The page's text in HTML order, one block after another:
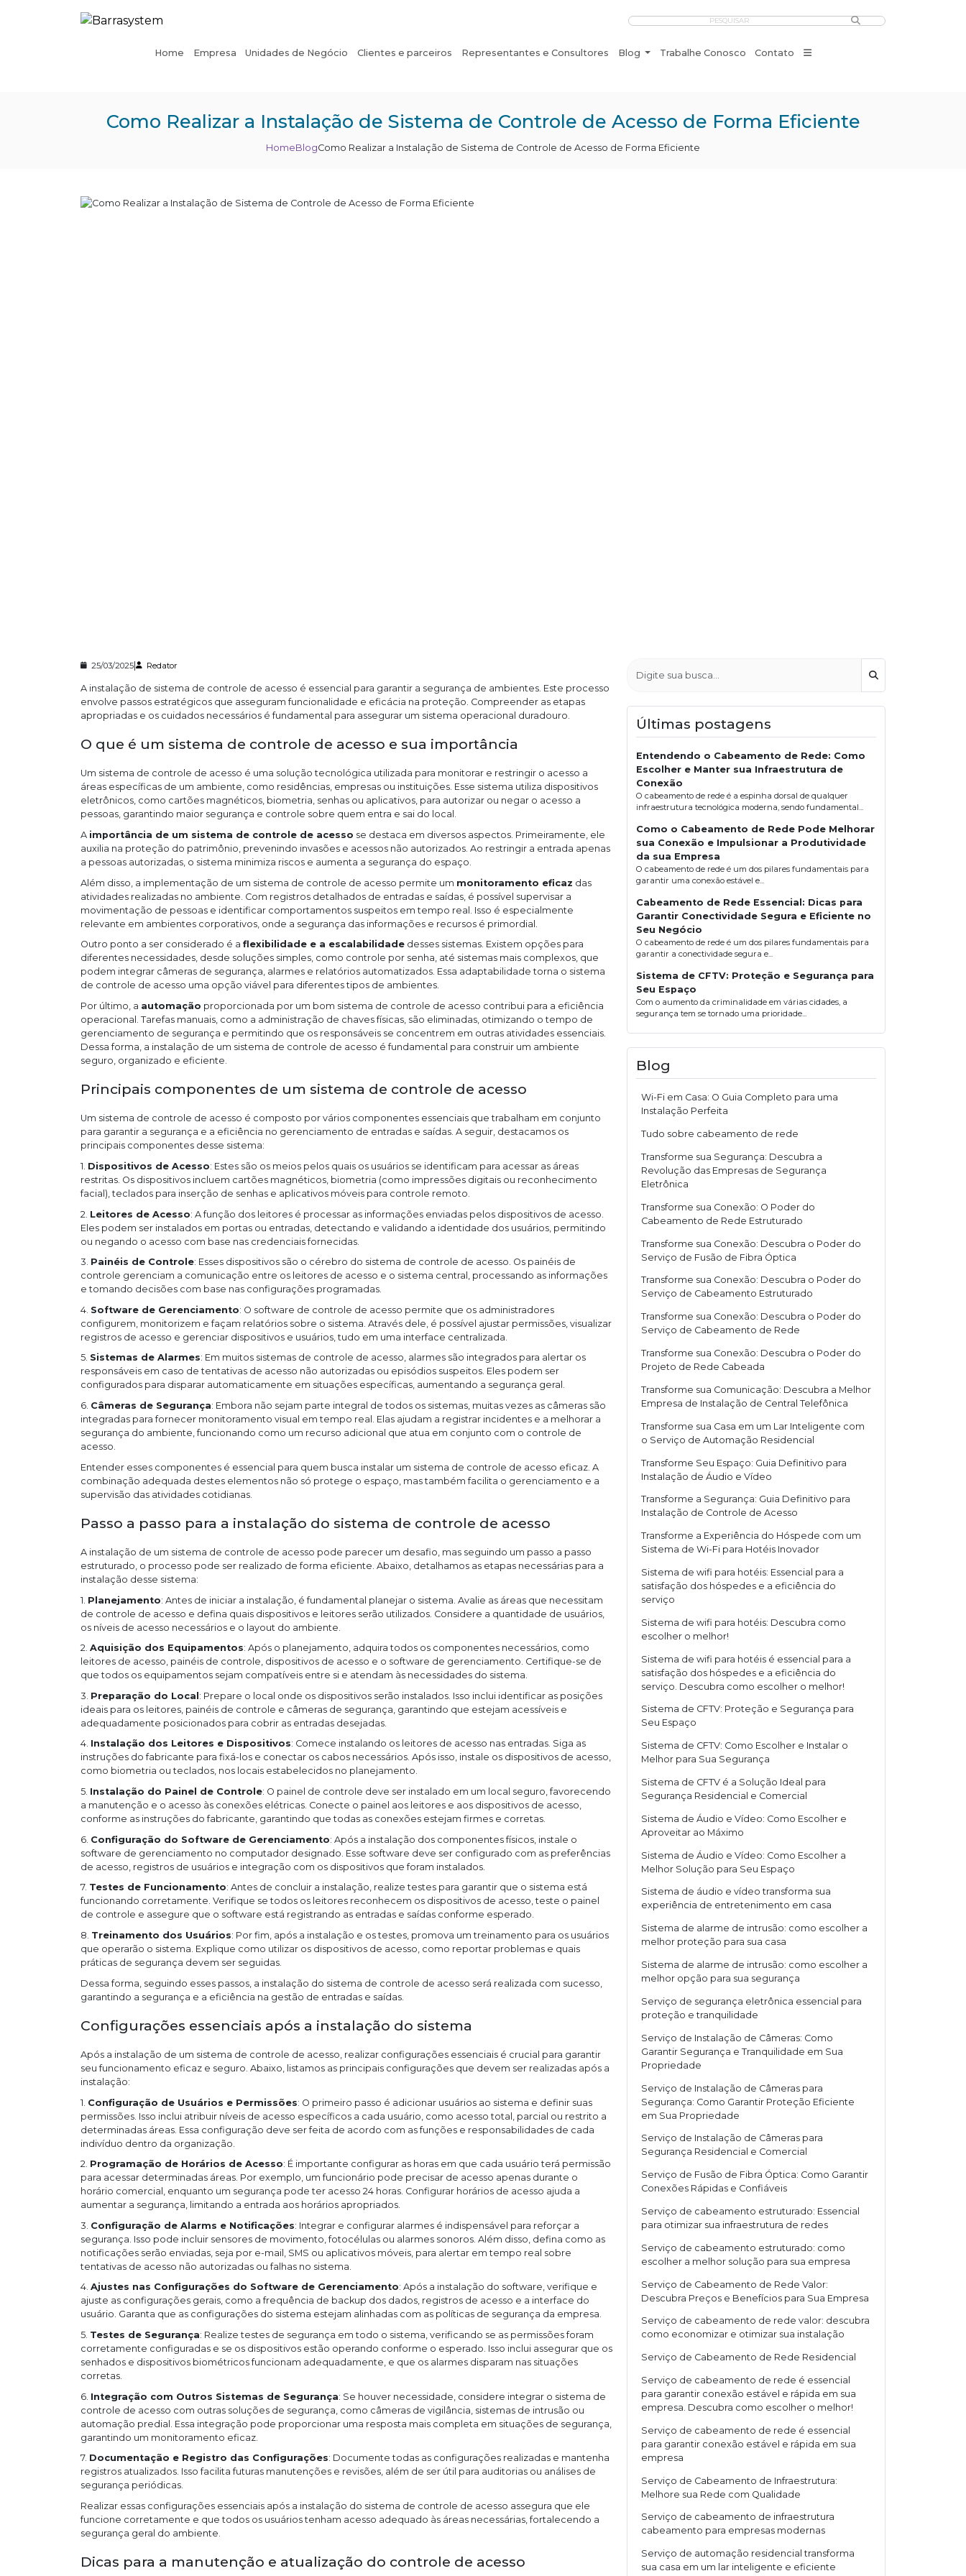
PESQUISAR
Home Empresa Unidades de Negócio Clientes e parceiros Representantes e Consultores Blog Trabalhe Conosco Contato
Como Realizar a Instalação de Sistema de Controle de Acesso de Forma Eficiente
HomeBlogComo Realizar a Instalação de Sistema de Controle de Acesso de Forma Eficiente
25/03/2025 | Redator
A instalação de sistema de controle de acesso é essencial para garantir a segurança de ambientes. Este processo
envolve passos estratégicos que asseguram funcionalidade e eficácia na proteção. Compreender as etapas
apropriadas e os cuidados necessários é fundamental para assegurar um sistema operacional duradouro.
O que é um sistema de controle de acesso e sua importância
Um sistema de controle de acesso é uma solução tecnológica utilizada para monitorar e restringir o acesso a
áreas específicas de um ambiente, como residências, empresas ou instituições. Esse sistema utiliza dispositivos
eletrônicos, como cartões magnéticos, biometria, senhas ou aplicativos, para autorizar ou negar o acesso a
pessoas, garantindo maior segurança e controle sobre quem entra e sai do local.
A importância de um sistema de controle de acesso se destaca em diversos aspectos. Primeiramente, ele
auxilia na proteção do patrimônio, prevenindo invasões e acessos não autorizados. Ao restringir a entrada apenas
a pessoas autorizadas, o sistema minimiza riscos e aumenta a segurança do espaço.
Além disso, a implementação de um sistema de controle de acesso permite um monitoramento eficaz das
atividades realizadas no ambiente. Com registros detalhados de entradas e saídas, é possível supervisar a
movimentação de pessoas e identificar comportamentos suspeitos em tempo real. Isso é especialmente
relevante em ambientes corporativos, onde a segurança das informações e recursos é primordial.
Outro ponto a ser considerado é a flexibilidade e a escalabilidadedesses sistemas. Existem opções para
diferentes necessidades, desde soluções simples, como controle por senha, até sistemas mais complexos, que
podem integrar câmeras de segurança, alarmes e relatórios automatizados. Essa adaptabilidade torna o sistema
de controle de acesso uma opção viável para diferentes tipos de ambientes.
Por último, a automação proporcionada por um bom sistema de controle de acesso contribui para a eficiência
operacional. Tarefas manuais, como a administração de chaves físicas, são eliminadas, otimizando o tempo de
gerenciamento de segurança e permitindo que os responsáveis se concentrem em outras atividades essenciais.
Dessa forma, a instalação de um sistema de controle de acesso é fundamental para construir um ambiente
seguro, organizado e eficiente.
Principais componentes de um sistema de controle de acesso
Um sistema de controle de acesso é composto por vários componentes essenciais que trabalham em conjunto
para garantir a segurança e a eficiência no gerenciamento de entradas e saídas. A seguir, destacamos os
principais componentes desse sistema:
1. Dispositivos de Acesso: Estes são os meios pelos quais os usuários se identificam para acessar as áreas
restritas. Os dispositivos incluem cartões magnéticos, biometria (como impressões digitais ou reconhecimento
facial), teclados para inserção de senhas e aplicativos móveis para controle remoto.
2. Leitores de Acesso: A função dos leitores é processar as informações enviadas pelos dispositivos de acesso.
Eles podem ser instalados em portas ou entradas, detectando e validando a identidade dos usuários, permitindo
ou negando o acesso com base nas credenciais fornecidas.
3. Painéis de Controle: Esses dispositivos são o cérebro do sistema de controle de acesso. Os painéis de
controle gerenciam a comunicação entre os leitores de acesso e o sistema central, processando as informações
e tomando decisões com base nas configurações programadas.
4. Software de Gerenciamento: O software de controle de acesso permite que os administradores
configurem, monitorizem e façam relatórios sobre o sistema. Através dele, é possível ajustar permissões, visualizar
registros de acesso e gerenciar dispositivos e usuários, tudo em uma interface centralizada.
5. Sistemas de Alarmes: Em muitos sistemas de controle de acesso, alarmes são integrados para alertar os
responsáveis em caso de tentativas de acesso não autorizadas ou episódios suspeitos. Eles podem ser
configurados para disparar automaticamente em situações específicas, aumentando a segurança geral.
6. Câmeras de Segurança: Embora não sejam parte integral de todos os sistemas, muitas vezes as câmeras são
integradas para fornecer monitoramento visual em tempo real. Elas ajudam a registrar incidentes e a melhorar a
segurança do ambiente, funcionando como um recurso adicional que atua em conjunto com o controle de
acesso.
Entender esses componentes é essencial para quem busca instalar um sistema de controle de acesso eficaz. A
combinação adequada destes elementos não só protege o espaço, mas também facilita o gerenciamento e a
supervisão das atividades cotidianas.
Passo a passo para a instalação do sistema de controle de acesso
A instalação de um sistema de controle de acesso pode parecer um desafio, mas seguindo um passo a passo
estruturado, o processo pode ser realizado de forma eficiente. Abaixo, detalhamos as etapas necessárias para a
instalação desse sistema:
1. Planejamento: Antes de iniciar a instalação, é fundamental planejar o sistema. Avalie as áreas que necessitam
de controle de acesso e defina quais dispositivos e leitores serão utilizados. Considere a quantidade de usuários,
os níveis de acesso necessários e o layout do ambiente.
2. Aquisição dos Equipamentos: Após o planejamento, adquira todos os componentes necessários, como
leitores de acesso, painéis de controle, dispositivos de acesso e o software de gerenciamento. Certifique-se de
que todos os equipamentos sejam compatíveis entre si e atendam às necessidades do sistema.
3. Preparação do Local : Prepare o local onde os dispositivos serão instalados. Isso inclui identificar as posições
ideais para os leitores, painéis de controle e câmeras de segurança, garantindo que estejam acessíveis e
adequadamente posicionados para cobrir as entradas desejadas.
4. Instalação dos Leitores e Dispositivos: Comece instalando os leitores de acesso nas entradas. Siga as
instruções do fabricante para fixá-los e conectar os cabos necessários. Após isso, instale os dispositivos de acesso,
como biometria ou teclados, nos locais estabelecidos no planejamento.
5. Instalação do Painel de Controle: O painel de controle deve ser instalado em um local seguro, favorecendo
a manutenção e o acesso às conexões elétricas. Conecte o painel aos leitores e aos dispositivos de acesso,
conforme as instruções do fabricante, garantindo que todas as conexões estejam firmes e corretas.
6. Configuração do Software de Gerenciamento: Após a instalação dos componentes físicos, instale o
software de gerenciamento no computador designado. Esse software deve ser configurado com as preferências
de acesso, registros de usuários e integração com os dispositivos que foram instalados.
7. Testes de Funcionamento: Antes de concluir a instalação, realize testes para garantir que o sistema está
funcionando corretamente. Verifique se todos os leitores reconhecem os dispositivos de acesso, teste o painel
de controle e assegure que o software está registrando as entradas e saídas conforme esperado.
8. Treinamento dos Usuários: Por fim, após a instalação e os testes, promova um treinamento para os usuários
que operarão o sistema. Explique como utilizar os dispositivos de acesso, como reportar problemas e quais
práticas de segurança devem ser seguidas.
Dessa forma, seguindo esses passos, a instalação do sistema de controle de acesso será realizada com sucesso,
garantindo a segurança e a eficiência na gestão de entradas e saídas.
Configurações essenciais após a instalação do sistema
Após a instalação de um sistema de controle de acesso, realizar configurações essenciais é crucial para garantir
seu funcionamento eficaz e seguro. Abaixo, listamos as principais configurações que devem ser realizadas após a
instalação:
1. Configuração de Usuários e Permissões: O primeiro passo é adicionar usuários ao sistema e definir suas
permissões. Isso inclui atribuir níveis de acesso específicos a cada usuário, como acesso total, parcial ou restrito a
determinadas áreas. Essa configuração deve ser feita de acordo com as funções e responsabilidades de cada
indivíduo dentro da organização.
2. Programação de Horários de Acesso: É importante configurar as horas em que cada usuário terá permissão
para acessar determinadas áreas. Por exemplo, um funcionário pode precisar de acesso apenas durante o
horário comercial, enquanto um segurança pode ter acesso 24 horas. Configurar horários de acesso ajuda a
aumentar a segurança, limitando a entrada aos horários apropriados.
3. Configuração de Alarms e Notificações: Integrar e configurar alarmes é indispensável para reforçar a
segurança. Isso pode incluir sensores de movimento, fotocélulas ou alarmes sonoros. Além disso, defina como as
notificações serão enviadas, seja por e-mail, SMS ou aplicativos móveis, para alertar em tempo real sobre
tentativas de acesso não autorizadas ou falhas no sistema.
4. Ajustes nas Configurações do Software de Gerenciamento: Após a instalação do software, verifique e
ajuste as configurações gerais, como a frequência de backup dos dados, registros de acesso e a interface do
usuário. Garanta que as configurações do sistema estejam alinhadas com as políticas de segurança da empresa.
5. Testes de Segurança: Realize testes de segurança em todo o sistema, verificando se as permissões foram
corretamente configuradas e se os dispositivos estão operando conforme o esperado. Isso inclui assegurar que os
senhados e dispositivos biométricos funcionam adequadamente, e que os alarmes disparam nas situações
corretas.
6. Integração com Outros Sistemas de Segurança: Se houver necessidade, considere integrar o sistema de
controle de acesso com outras soluções de segurança, como câmeras de vigilância, sistemas de intrusão ou
automação predial. Essa integração pode proporcionar uma resposta mais completa em situações de segurança,
garantindo um monitoramento eficaz.
7. Documentação e Registro das Configurações: Documente todas as configurações realizadas e mantenha
registros atualizados. Isso facilita futuras manutenções e revisões, além de ser útil para auditorias ou análises de
segurança periódicas.
Realizar essas configurações essenciais após a instalação do sistema de controle de acesso assegura que ele
funcione corretamente e que todos os usuários tenham acesso adequado às áreas necessárias, fortalecendo a
segurança geral do ambiente.
Dicas para a manutenção e atualização do controle de acesso
Buscar
Últimas postagens
Entendendo o Cabeamento de Rede: Como
Escolher e Manter sua Infraestrutura de
Conexão
O cabeamento de rede é a espinha dorsal de qualquer
infraestrutura tecnológica moderna, sendo fundamental...
Como o Cabeamento de Rede Pode Melhorar
sua Conexão e Impulsionar a Produtividade
da sua Empresa
O cabeamento de rede é um dos pilares fundamentais para
garantir uma conexão estável e...
Cabeamento de Rede Essencial: Dicas para
Garantir Conectividade Segura e Eficiente no
Seu Negócio
O cabeamento de rede é um dos pilares fundamentais para
garantir a conectividade segura e...
Sistema de CFTV: Proteção e Segurança para
Seu Espaço
Com o aumento da criminalidade em várias cidades, a
segurança tem se tornado uma prioridade...
Blog
Wi-Fi em Casa: O Guia Completo para uma
Instalação Perfeita
Tudo sobre cabeamento de rede
Transforme sua Segurança: Descubra a
Revolução das Empresas de Segurança
Eletrônica
Transforme sua Conexão: O Poder do
Cabeamento de Rede Estruturado
Transforme sua Conexão: Descubra o Poder do
Serviço de Fusão de Fibra Óptica
Transforme sua Conexão: Descubra o Poder do
Serviço de Cabeamento Estruturado
Transforme sua Conexão: Descubra o Poder do
Serviço de Cabeamento de Rede
Transforme sua Conexão: Descubra o Poder do
Projeto de Rede Cabeada
Transforme sua Comunicação: Descubra a Melhor
Empresa de Instalação de Central Telefônica
Transforme sua Casa em um Lar Inteligente com
o Serviço de Automação Residencial
Transforme Seu Espaço: Guia Definitivo para
Instalação de Áudio e Vídeo
Transforme a Segurança: Guia Definitivo para
Instalação de Controle de Acesso
Transforme a Experiência do Hóspede com um
Sistema de Wi-Fi para Hotéis Inovador
Sistema de wifi para hotéis: Essencial para a
satisfação dos hóspedes e a eficiência do
serviço
Sistema de wifi para hotéis: Descubra como
escolher o melhor!
Sistema de wifi para hotéis é essencial para a
satisfação dos hóspedes e a eficiência do
serviço. Descubra como escolher o melhor!
Sistema de CFTV: Proteção e Segurança para
Seu Espaço
Sistema de CFTV: Como Escolher e Instalar o
Melhor para Sua Segurança
Sistema de CFTV é a Solução Ideal para
Segurança Residencial e Comercial
Sistema de Áudio e Vídeo: Como Escolher e
Aproveitar ao Máximo
Sistema de Áudio e Vídeo: Como Escolher a
Melhor Solução para Seu Espaço
Sistema de áudio e vídeo transforma sua
experiência de entretenimento em casa
Sistema de alarme de intrusão: como escolher a
melhor proteção para sua casa
Sistema de alarme de intrusão: como escolher a
melhor opção para sua segurança
Serviço de segurança eletrônica essencial para
proteção e tranquilidade
Serviço de Instalação de Câmeras: Como
Garantir Segurança e Tranquilidade em Sua
Propriedade
Serviço de Instalação de Câmeras para
Segurança: Como Garantir Proteção Eficiente
em Sua Propriedade
Serviço de Instalação de Câmeras para
Segurança Residencial e Comercial
Serviço de Fusão de Fibra Óptica: Como Garantir
Conexões Rápidas e Confiáveis
Serviço de cabeamento estruturado: Essencial
para otimizar sua infraestrutura de redes
Serviço de cabeamento estruturado: como
escolher a melhor solução para sua empresa
Serviço de Cabeamento de Rede Valor:
Descubra Preços e Benefícios para Sua Empresa
Serviço de cabeamento de rede valor: descubra
como economizar e otimizar sua instalação
Serviço de Cabeamento de Rede Residencial
Serviço de cabeamento de rede é essencial
para garantir conexão estável e rápida em sua
empresa. Descubra como escolher o melhor!
Serviço de cabeamento de rede é essencial
para garantir conexão estável e rápida em sua
empresa
Serviço de Cabeamento de Infraestrutura:
Melhore sua Rede com Qualidade
Serviço de cabeamento de infraestrutura
cabeamento para empresas modernas
Serviço de automação residencial transforma
sua casa em um lar inteligente e eficiente